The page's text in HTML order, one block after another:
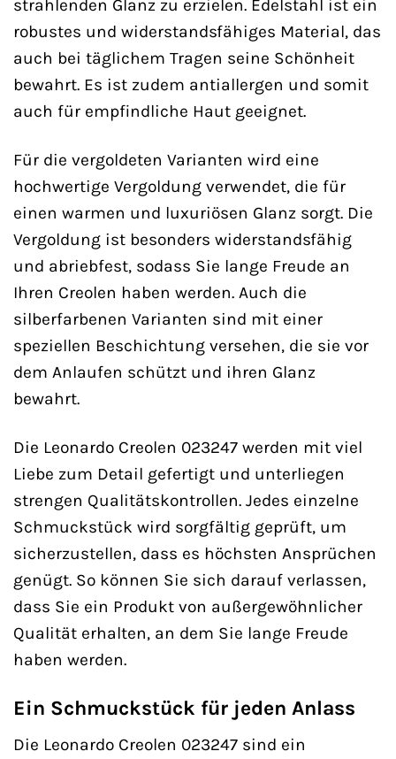
strahlenden Glanz zu erzielen. Edelstahl ist ein
robustes und widerstandsfähiges Material, das
auch bei täglichem Tragen seine Schönheit
bewahrt. Es ist zudem antiallergen und somit
auch für empfindliche Haut geeignet.
Für die vergoldeten Varianten wird eine
hochwertige Vergoldung verwendet, die für
einen warmen und luxuriösen Glanz sorgt. Die
Vergoldung ist besonders widerstandsfähig
und abriebfest, sodass Sie lange Freude an
Ihren Creolen haben werden. Auch die
silberfarbenen Varianten sind mit einer
speziellen Beschichtung versehen, die sie vor
dem Anlaufen schützt und ihren Glanz
bewahrt.
Die Leonardo Creolen 023247 werden mit viel
Liebe zum Detail gefertigt und unterliegen
strengen Qualitätskontrollen. Jedes einzelne
Schmuckstück wird sorgfältig geprüft, um
sicherzustellen, dass es höchsten Ansprüchen
genügt. So können Sie sich darauf verlassen,
dass Sie ein Produkt von außergewöhnlicher
Qualität erhalten, an dem Sie lange Freude
haben werden.
Ein Schmuckstück für jeden Anlass
Die Leonardo Creolen 023247 sind ein